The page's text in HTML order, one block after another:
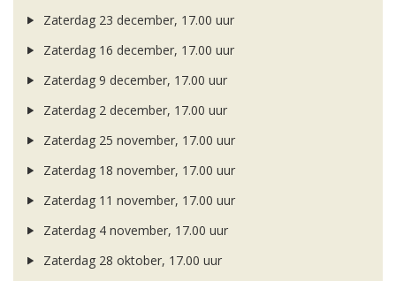
Zaterdag 23 december, 17.00 uur
Zaterdag 16 december, 17.00 uur
Zaterdag 9 december, 17.00 uur
Zaterdag 2 december, 17.00 uur
Zaterdag 25 november, 17.00 uur
Zaterdag 18 november, 17.00 uur
Zaterdag 11 november, 17.00 uur
Zaterdag 4 november, 17.00 uur
Zaterdag 28 oktober, 17.00 uur